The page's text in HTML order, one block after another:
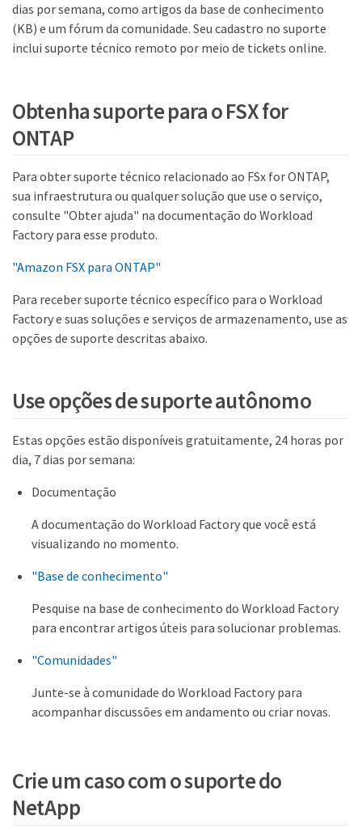
dias por semana, como artigos da base de conhecimento
(KB) e um fórum da comunidade. Seu cadastro no suporte
inclui suporte técnico remoto por meio de tickets online.
Obtenha suporte para o FSX for
ONTAP
Para obter suporte técnico relacionado ao FSx for ONTAP,
sua infraestrutura ou qualquer solução que use o serviço,
consulte "Obter ajuda" na documentação do Workload
Factory para esse produto.
"Amazon FSX para ONTAP"
Para receber suporte técnico específico para o Workload
Factory e suas soluções e serviços de armazenamento, use as
opções de suporte descritas abaixo.
Use opções de suporte autônomo
Estas opções estão disponíveis gratuitamente, 24 horas por
dia, 7 dias por semana:
Documentação
A documentação do Workload Factory que você está
visualizando no momento.
"Base de conhecimento"
Pesquise na base de conhecimento do Workload Factory
para encontrar artigos úteis para solucionar problemas.
"Comunidades"
Junte-se à comunidade do Workload Factory para
acompanhar discussões em andamento ou criar novas.
Crie um caso com o suporte do
NetApp